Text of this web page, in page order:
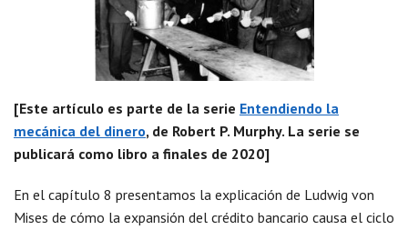
[Este artículo es parte de la serie Entendiendo la
mecánica del dinero, de Robert P. Murphy. La serie se
publicará como libro a finales de 2020]
En el capítulo 8 presentamos la explicación de Ludwig von
Mises de cómo la expansión del crédito bancario causa el ciclo